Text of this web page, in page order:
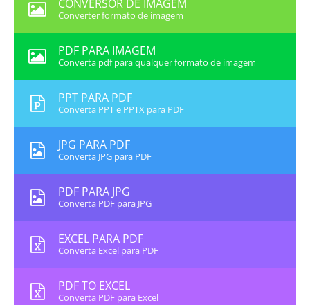
CONVERSOR DE IMAGEM
Converter formato de imagem
PDF PARA IMAGEM
Converta pdf para qualquer formato de imagem
PPT PARA PDF
Converta PPT e PPTX para PDF
JPG PARA PDF
Converta JPG para PDF
PDF PARA JPG
Converta PDF para JPG
EXCEL PARA PDF
Converta Excel para PDF
PDF TO EXCEL
Converta PDF para Excel